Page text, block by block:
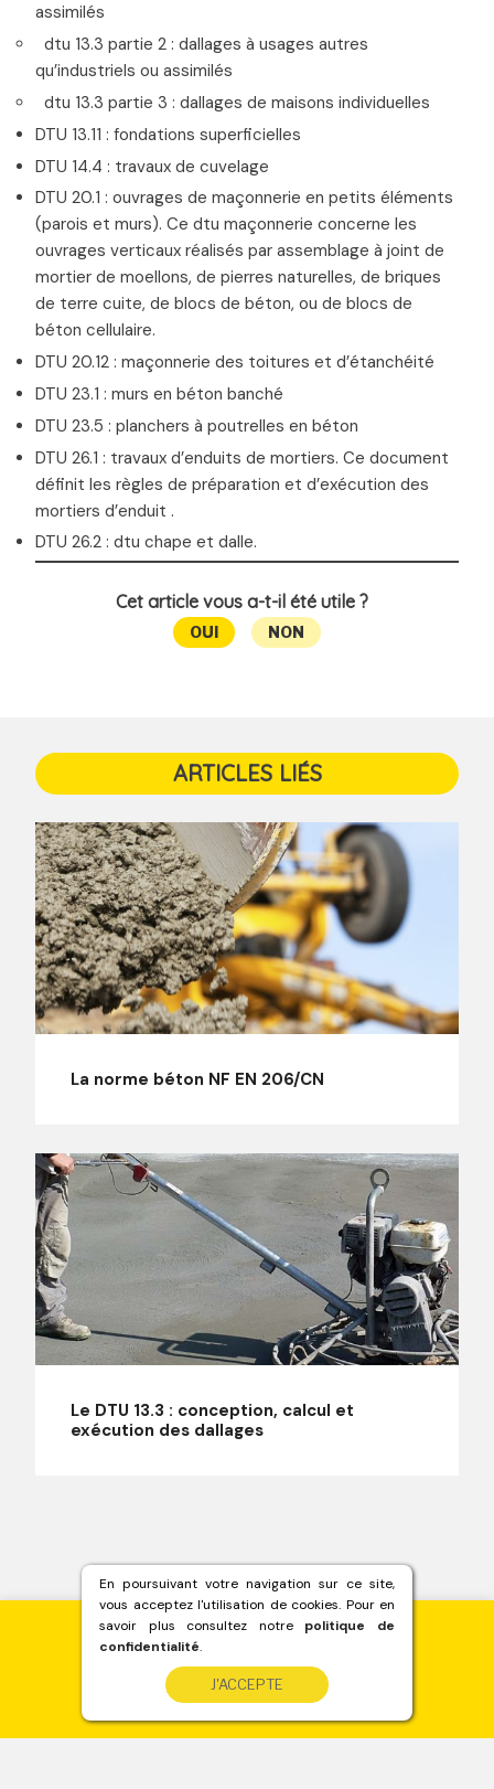
En poursuivant votre navigation sur ce site,
vous acceptez l'utilisation de cookies. Pour en
savoir plus consultez notre politique de
confidentialité.
J'ACCEPTE
Besoin de béton ?
Devis immédiat sur www.betondirect.fr
assimilés
dtu 13.3 partie 2 : dallages à usages autres
qu’industriels ou assimilés
dtu 13.3 partie 3 : dallages de maisons individuelles
DTU 13.11 : fondations superficielles
DTU 14.4 : travaux de cuvelage
DTU 20.1 : ouvrages de maçonnerie en petits éléments
(parois et murs). Ce dtu maçonnerie concerne les
ouvrages verticaux réalisés par assemblage à joint de
mortier de moellons, de pierres naturelles, de briques
de terre cuite, de blocs de béton, ou de blocs de
béton cellulaire.
DTU 20.12 : maçonnerie des toitures et d’étanchéité
DTU 23.1 : murs en béton banché
DTU 23.5 : planchers à poutrelles en béton
DTU 26.1 : travaux d’enduits de mortiers. Ce document
définit les règles de préparation et d’exécution des
mortiers d’enduit .
DTU 26.2 : dtu chape et dalle.
Cet article vous a-t-il été utile ?
OUI NON
ARTICLES LIÉS
La norme béton NF EN 206/CN
Le DTU 13.3 : conception, calcul et
exécution des dallages